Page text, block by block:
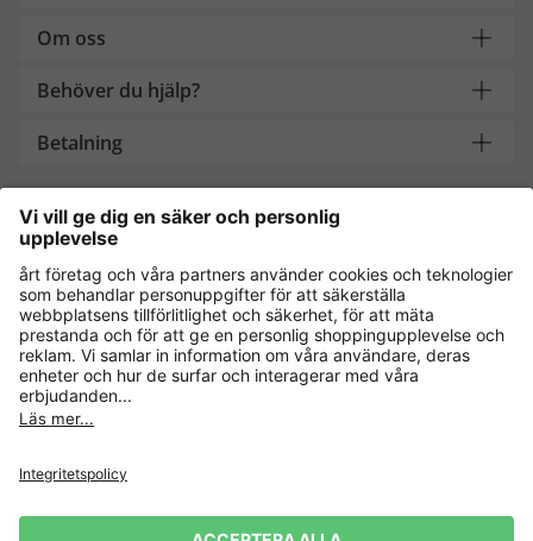
Om oss
Behöver du hjälp?
Betalning
Handla säkert med
Andra onlinebutiker
Sverige
Allmänna villkor Ångra köp